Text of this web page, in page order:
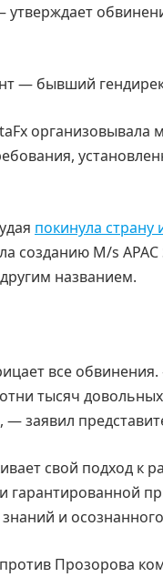
— бывший
покинула страну
созданию M/s
названием.
все
тысяч
— заявил
свой подход к
гарантированной
и
Прозорова